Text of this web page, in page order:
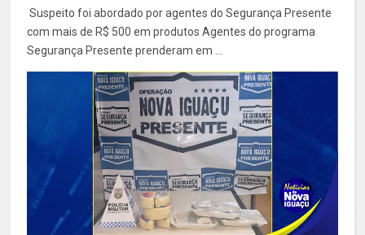
Suspeito foi abordado por agentes do Segurança Presente
com mais de R$ 500 em produtos Agentes do programa
Segurança Presente prenderam em ...